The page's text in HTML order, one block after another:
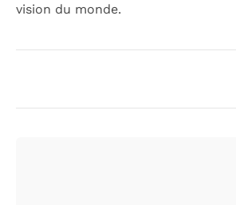
vision du monde.